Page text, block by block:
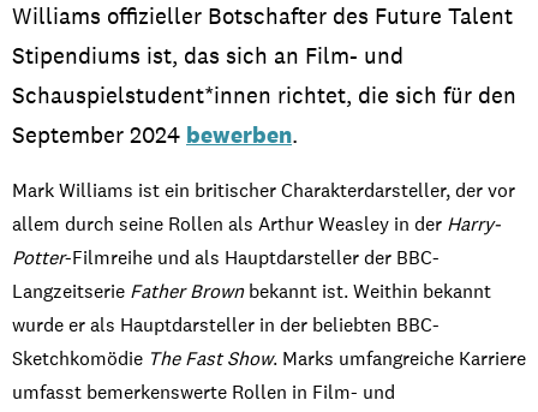
Williams offizieller Botschafter des Future Talent
Stipendiums ist, das sich an Film- und
Schauspielstudent*innen richtet, die sich für den
September 2024 bewerben.
Mark Williams ist ein britischer Charakterdarsteller, der vor
allem durch seine Rollen als Arthur Weasley in der Harry-
Potter-Filmreihe und als Hauptdarsteller der BBC-
Langzeitserie Father Brownbekannt ist. Weithin bekannt
wurde er als Hauptdarsteller in der beliebten BBC-
Sketchkomödie The Fast Show. Marks umfangreiche Karriere
umfasst bemerkenswerte Rollen in Film- und